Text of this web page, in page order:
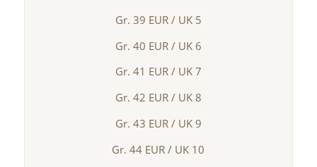
Gr. 39 EUR / UK 5
Gr. 40 EUR / UK 6
Gr. 41 EUR / UK 7
Gr. 42 EUR / UK 8
Gr. 43 EUR / UK 9
Gr. 44 EUR / UK 10